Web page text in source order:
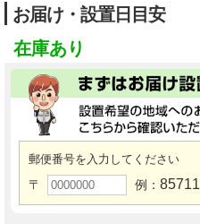
お届け・設置日目安
在庫あり
郵便番号を入力してください
〒 例：